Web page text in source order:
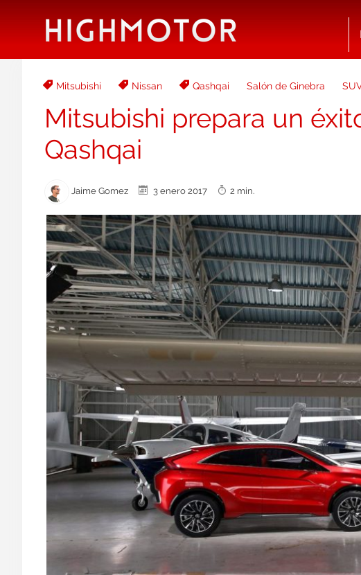
Mitsubishi Nissan Qashqai Salón de Ginebra
Mitsubishi prepara un
Qashqai
Jaime Gomez 3 enero 2017 2 min.